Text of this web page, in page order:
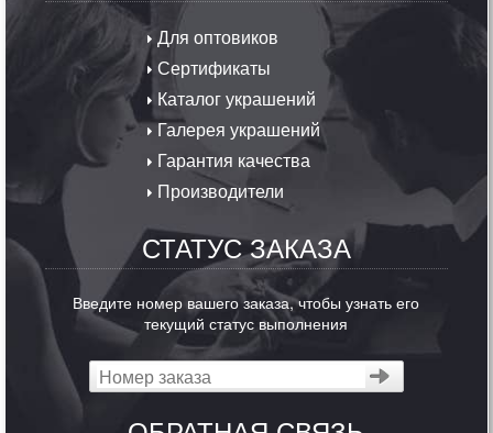
Для оптовиков
Сертификаты
Каталог украшений
Галерея украшений
Гарантия качества
Производители
СТАТУС ЗАКАЗА
Введите номер вашего заказа, чтобы узнать его
текущий статус выполнения